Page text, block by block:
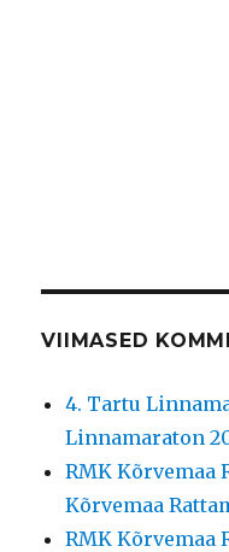
VIIMASED
4. Tartu
Linnamaraton
RMK Kõrvemaa
Kõrvemaa
RMK Kõrvemaa